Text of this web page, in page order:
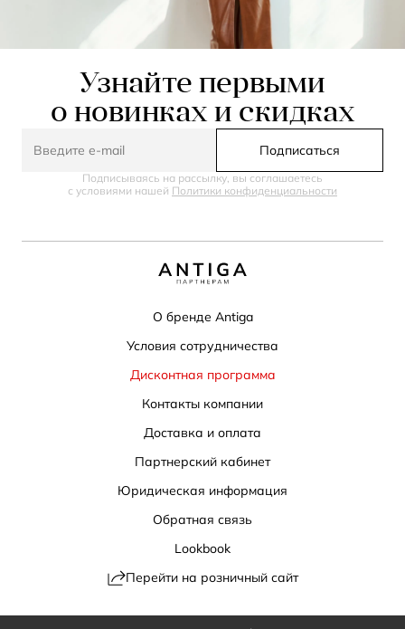
Узнайте первыми
о новинках и скидках
Подписаться
Подписываясь на рассылку, вы соглашаетесь
с условиями нашей Политики конфиденциальности
О бренде Antiga
Условия сотрудничества
Дисконтная программа
Контакты компании
Доставка и оплата
Партнерский кабинет
Юридическая информация
Обратная связь
Lookbook
Перейти на розничный сайт
Политика конфиденциальности